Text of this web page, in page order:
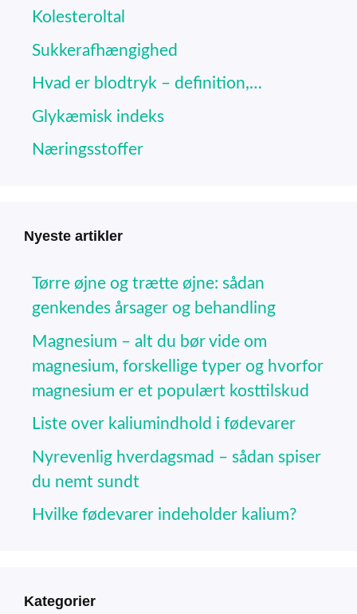
Kolesteroltal
Sukkerafhængighed
Hvad er blodtryk – definition,…
Glykæmisk indeks
Næringsstoffer
Nyeste artikler
Tørre øjne og trætte øjne: sådan
genkendes årsager og behandling
Magnesium – alt du bør vide om
magnesium, forskellige typer og hvorfor
magnesium er et populært kosttilskud
Liste over kaliumindhold i fødevarer
Nyrevenlig hverdagsmad – sådan spiser
du nemt sundt
Hvilke fødevarer indeholder kalium?
Kategorier